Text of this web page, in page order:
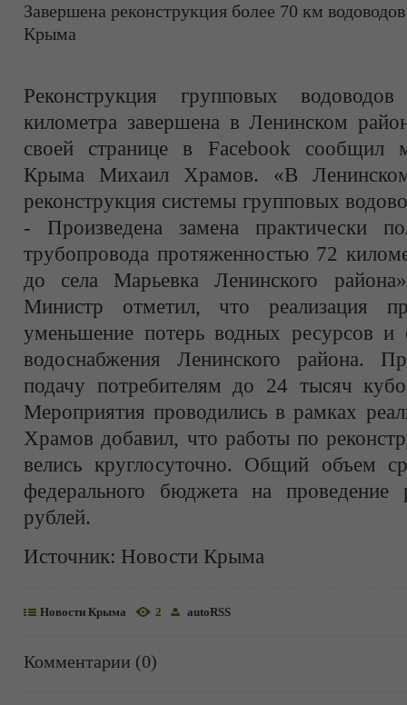
Завершена реконструкция более 70 км
Крыма
Реконструкция групповых
километра завершена в Ленинском
своей странице в Facebook сообщил
Крыма Михаил Храмов. «В Ленинском
реконструкция системы групповых
- Произведена замена практически
трубопровода протяженностью 72
до села Марьевка Ленинского
Министр отметил, что реализация
уменьшение потерь водных ресурсов и
водоснабжения Ленинского района.
подачу потребителям до 24 тысяч
Мероприятия проводились в рамках
Храмов добавил, что работы по
велись круглосуточно. Общий объем
федерального бюджета на
рублей.
Источник: Новости Крыма
Новости Крыма 2 autoRSS
Комментарии (0)